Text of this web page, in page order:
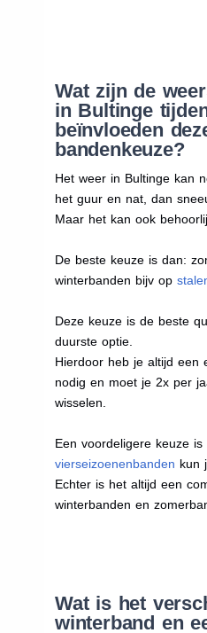
Wat zijn de
in Bultinge
beïnvloeden
bandenkeuze?
Het weer in Bultinge kan
het guur en nat, dan
Maar het kan ook
De beste keuze is dan:
winterbanden bijv op
Deze keuze is de beste
duurste optie.
Hierdoor heb je altijd een
nodig en moet je 2x per
wisselen.
Een voordeligere keuze
vierseizoenenbanden kun
Echter is het altijd een
winterbanden en
Wat is het
winterband en